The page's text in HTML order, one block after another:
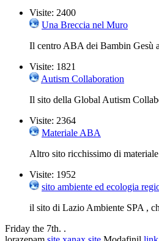
Visite: 2400
Una Breccia nel Muro
Il centro ABA dei Bambin Gesù
Visite: 1821
Autism Collaboration
Il sito della Global Autism
Visite: 2364
Materiale ABA
Altro sito ricchissimo di
Visite: 1952
sito ambiente ed ecologia
il sito di Lazio Ambiente SPA ,
Friday the 7th. .